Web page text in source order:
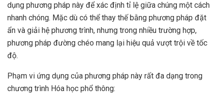
dụng phương pháp này để xác định tỉ lệ giữa chúng một cách
nhanh chóng. Mặc dù có thể thay thế bằng phương pháp đặt
ẩn và giải hệ phương trình, nhưng trong nhiều trường hợp,
phương pháp đường chéo mang lại hiệu quả vượt trội về tốc
độ.
Phạm vi ứng dụng của phương pháp này rất đa dạng trong
chương trình Hóa học phổ thông: